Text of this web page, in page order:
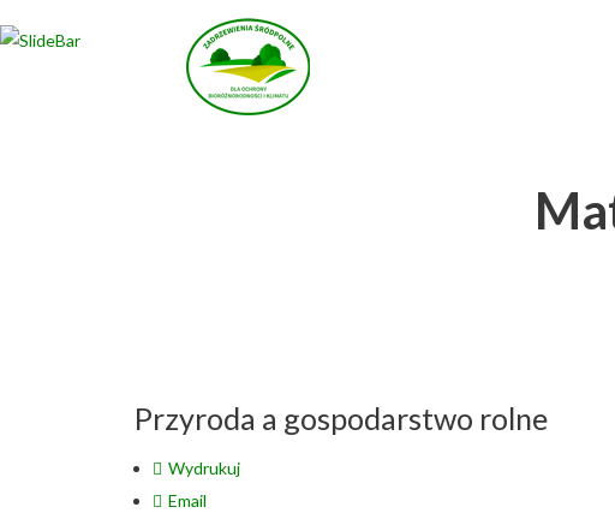
Przyroda a gospodarstwo rolne
Wydrukuj
Email
Wybierz projekt
który Cię interesuje